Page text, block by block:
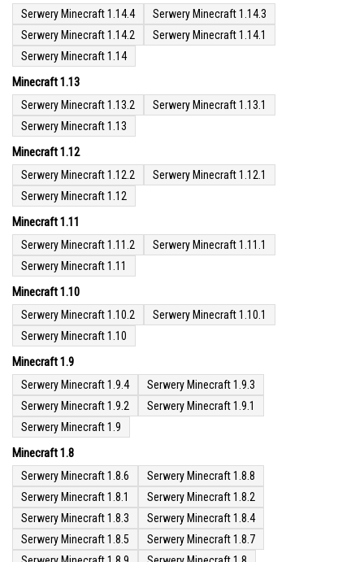
Serwery Minecraft 1.14.4
Serwery Minecraft 1.14.3
Serwery Minecraft 1.14.2
Serwery Minecraft 1.14.1
Serwery Minecraft 1.14
Minecraft 1.13
Serwery Minecraft 1.13.2
Serwery Minecraft 1.13.1
Serwery Minecraft 1.13
Minecraft 1.12
Serwery Minecraft 1.12.2
Serwery Minecraft 1.12.1
Serwery Minecraft 1.12
Minecraft 1.11
Serwery Minecraft 1.11.2
Serwery Minecraft 1.11.1
Serwery Minecraft 1.11
Minecraft 1.10
Serwery Minecraft 1.10.2
Serwery Minecraft 1.10.1
Serwery Minecraft 1.10
Minecraft 1.9
Serwery Minecraft 1.9.4
Serwery Minecraft 1.9.3
Serwery Minecraft 1.9.2
Serwery Minecraft 1.9.1
Serwery Minecraft 1.9
Minecraft 1.8
Serwery Minecraft 1.8.6
Serwery Minecraft 1.8.8
Serwery Minecraft 1.8.1
Serwery Minecraft 1.8.2
Serwery Minecraft 1.8.3
Serwery Minecraft 1.8.4
Serwery Minecraft 1.8.5
Serwery Minecraft 1.8.7